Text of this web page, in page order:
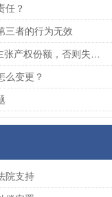
任？
三者的行为无效
么变更？
院支持